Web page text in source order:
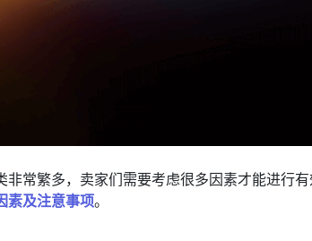
常繁多，卖家们需要考虑很多因素才能进行
素及注意事项。